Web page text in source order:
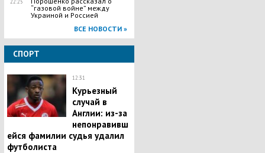
22:25
“газовой войне” между
Украиной и Россией
ВСЕ НОВОСТИ »
СПОРТ
12:31
​Курьезный
случай в
Англии: из-за
непонравивш
ейся фамилии судья удалил
футболиста